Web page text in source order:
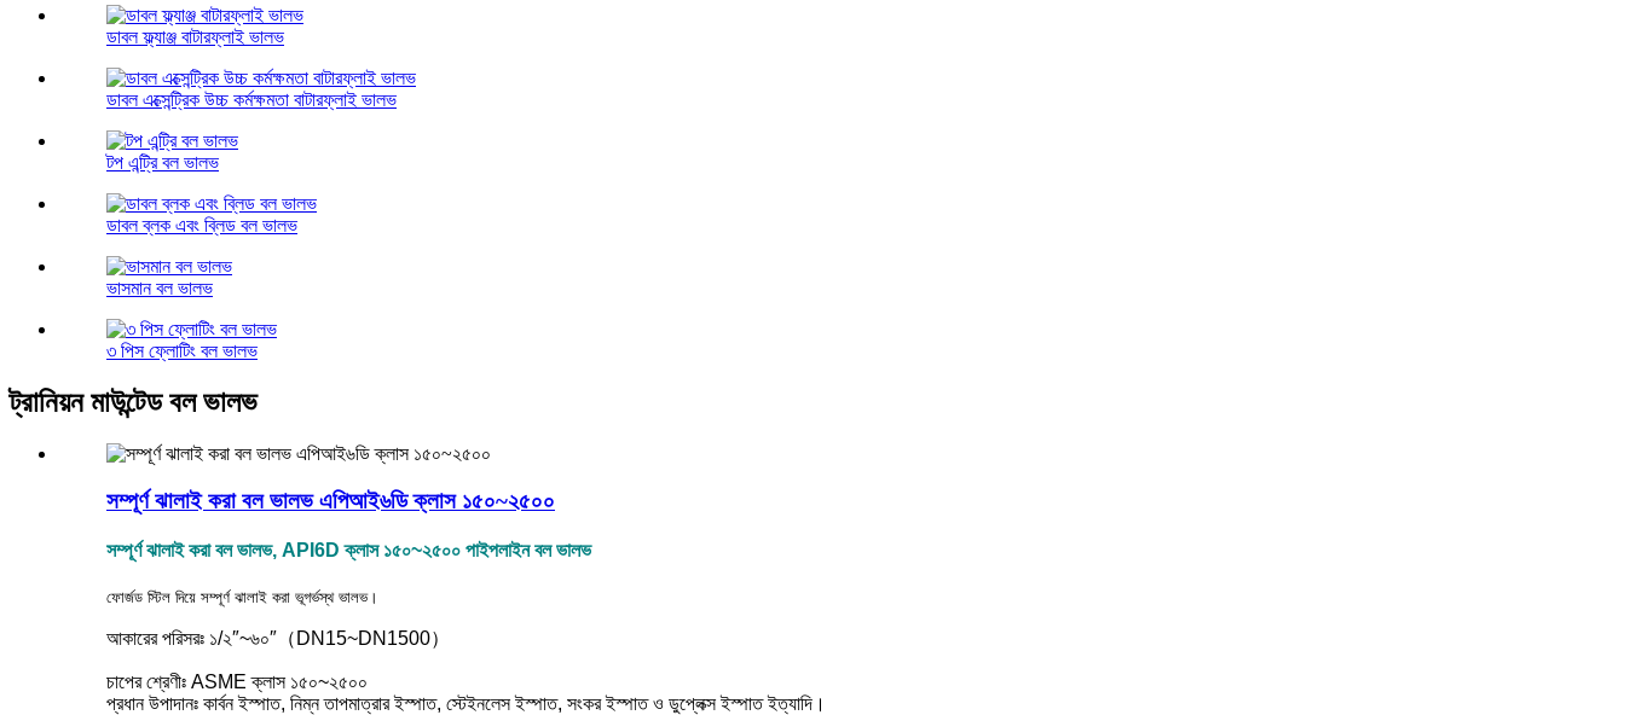
ডাবল ফ্ল্যাঞ্জ বাটারফ্লাই ভালভ
ডাবল এক্সেন্ট্রিক উচ্চ কর্মক্ষমতা বাটারফ্লাই ভালভ
টপ এন্ট্রি বল ভালভ
ডাবল ব্লক এবং ব্লিড বল ভালভ
ভাসমান বল ভালভ
৩ পিস ফ্লোটিং বল ভালভ
ট্রানিয়ন মাউন্টেড বল ভালভ
সম্পূর্ণ ঝালাই করা বল ভালভ এপিআই৬ডি ক্লাস ১৫০~২৫০০
সম্পূর্ণ ঝালাই করা বল ভালভ, API6D ক্লাস ১৫০~২৫০০ পাইপলাইন বল ভালভ
ফোর্জড স্টিল দিয়ে সম্পূর্ণ ঝালাই করা ভূগর্ভস্থ ভালভ।
আকারের পরিসরঃ ১/২″~৬০″（DN15~DN1500）
চাপের শ্রেণীঃ ASME ক্লাস ১৫০~২৫০০
প্রধান উপাদানঃ কার্বন ইস্পাত, নিম্ন তাপমাত্রার ইস্পাত, স্টেইনলেস ইস্পাত, সংকর ইস্পাত ও ডুপ্লেক্স ইস্পাত ইত্যাদি।